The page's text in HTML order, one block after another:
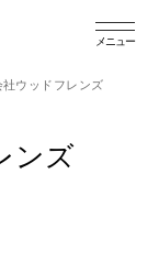
メニュー
社ウッドフレンズ
ンズ